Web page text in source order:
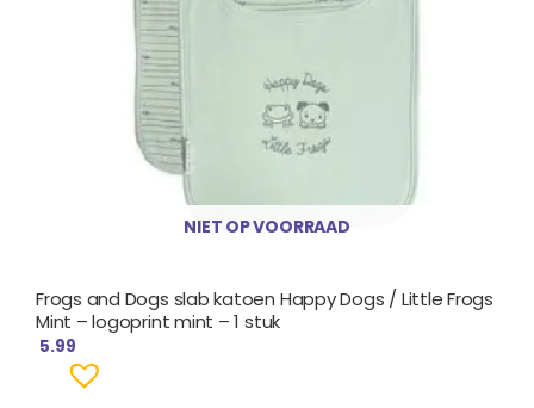
NIET OP VOORRAAD
Frogs and Dogs slab katoen Happy Dogs / Little Frogs
Mint – logoprint mint – 1 stuk
5.99